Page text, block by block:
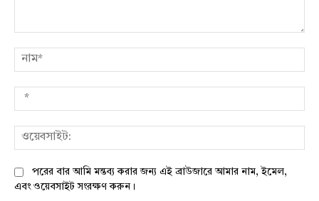
পরের বার আমি মন্তব্য করার জন্য এই ব্রাউজারে আমার নাম, ইমেল,
এবং ওয়েবসাইট সংরক্ষণ করুন।